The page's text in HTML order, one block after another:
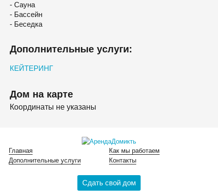
- Сауна
- Бассейн
- Беседка
Дополнительные услуги:
КЕЙТЕРИНГ
Дом на карте
Координаты не указаны
Главная
Как мы работаем
Дополнительные услуги
Контакты
Сдать свой дом